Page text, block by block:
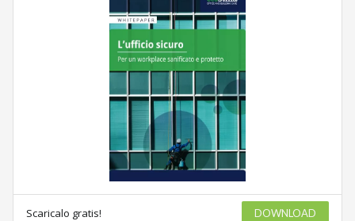
Scaricalo gratis! DOWNLOAD